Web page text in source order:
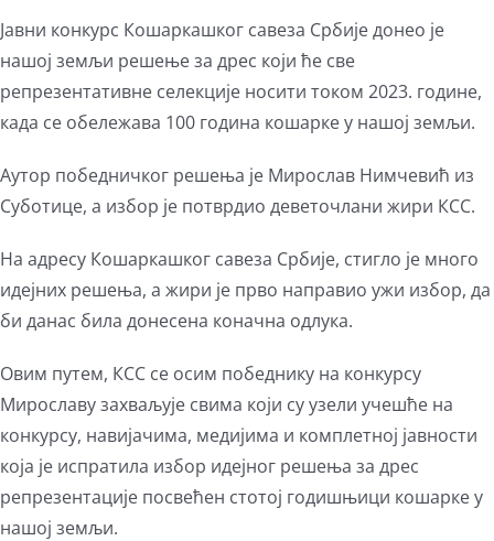
Јавни конкурс Кошаркашког савеза Србије донео је
нашој земљи решење за дрес који ће све
репрезентативне селекције носити током 2023. године,
када се обележава 100 година кошарке у нашој земљи.
Аутор победничког решења је Мирослав Нимчевић из
Суботице, а избор је потврдио деветочлани жири КСС.
На адресу Кошаркашког савеза Србије, стигло је много
идејних решења, а жири је прво направио ужи избор, да
би данас била донесена коначна одлука.
Овим путем, КСС се осим победнику на конкурсу
Мирославу захваљује свима који су узели учешће на
конкурсу, навијачима, медијима и комплетној јавности
која је испратила избор идејног решења за дрес
репрезентације посвећен стотој годишњици кошарке у
нашој земљи.